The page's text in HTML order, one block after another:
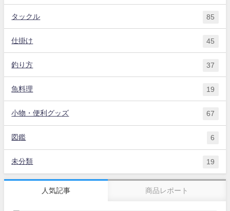
タックル 85
仕掛け 45
釣り方 37
魚料理 19
小物・便利グッズ 67
図鑑 6
未分類 19
人気記事 商品レポート